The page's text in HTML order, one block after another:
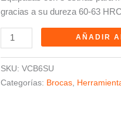
gracias a su dureza 60-63 HRC
AÑADIR
SKU: VCB6SU
Categorías: Brocas